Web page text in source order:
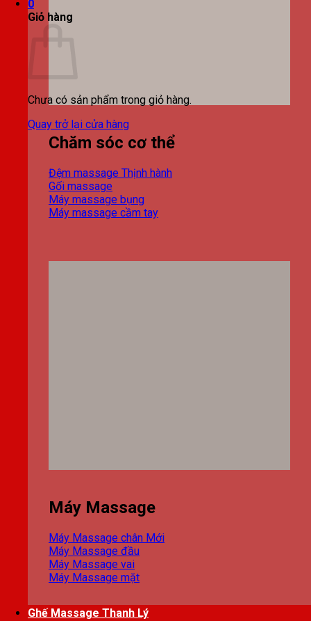
0
Giỏ hàng
Chưa có sản phẩm trong giỏ hàng.
Quay trở lại cửa hàng
Chăm sóc cơ thể
Đệm massage
Gối massage
Máy massage bụng
Máy massage cầm tay
Máy Massage
Máy Massage chân
Máy Massage đầu
Máy Massage vai
Máy Massage mặt
Ghế Massage Thanh Lý